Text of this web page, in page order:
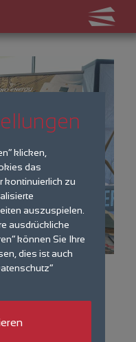
der
klicken,
das
kontinuierlich zu
auszuspielen.
ausdrückliche
können Sie Ihre
dies ist auch